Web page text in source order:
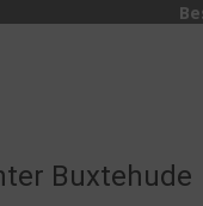
Buxtehude